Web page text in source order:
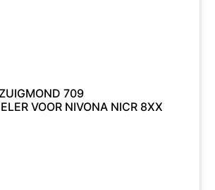
709
VOOR NIVONA NICR 8XX